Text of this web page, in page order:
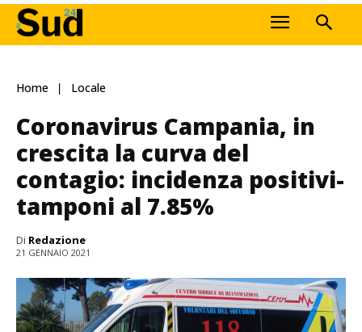
Home Locale
Coronavirus Campania, in
crescita la curva del
contagio: incidenza positivi-
tamponi al 7.85%
Di Redazione
21 GENNAIO 2021